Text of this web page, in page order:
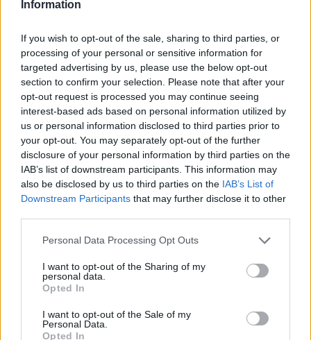
Information
If you wish to opt-out of the sale, sharing to third parties, or
processing of your personal or sensitive information for
targeted advertising by us, please use the below opt-out
section to confirm your selection. Please note that after your
opt-out request is processed you may continue seeing
interest-based ads based on personal information utilized by
us or personal information disclosed to third parties prior to
your opt-out. You may separately opt-out of the further
disclosure of your personal information by third parties on the
IAB’s list of downstream participants. This information may
also be disclosed by us to third parties on the IAB’s List of
Downstream Participants that may further disclose it to other
Personal Data Processing Opt Outs
I want to opt-out of the Sharing of my
personal data.
Opted In
I want to opt-out of the Sale of my
Personal Data.
Opted In
Commentaires
Dire «merci» pour cette traduction Corriger une erreur